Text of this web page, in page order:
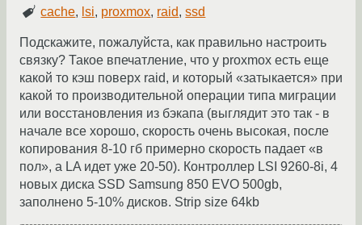
cache, lsi, proxmox, raid,ssd
Подскажите, пожалуйста, как правильно настроить
связку? Такое впечатление, что у proxmox есть еще
какой то кэш поверх raid, и который «затыкается» при
какой то производительной операции типа миграции
или восстановления из бэкапа (выглядит это так - в
начале все хорошо, скорость очень высокая, после
копирования 8-10 гб примерно скорость падает «в
пол», а LA идет уже 20-50). Контроллер LSI 9260-8i, 4
новых диска SSD Samsung 850 EVO 500gb,
заполнено 5-10% дисков. Strip size 64kb